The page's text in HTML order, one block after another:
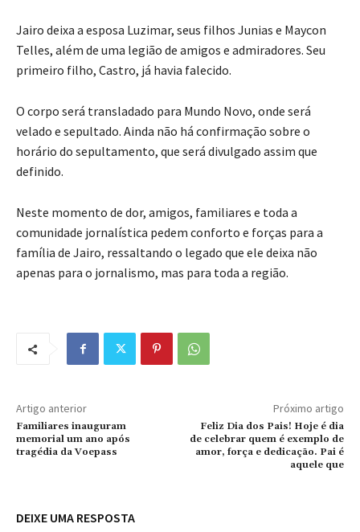
Jairo deixa a esposa Luzimar, seus filhos Junias e Maycon
Telles, além de uma legião de amigos e admiradores. Seu
primeiro filho, Castro, já havia falecido.
O corpo será transladado para Mundo Novo, onde será
velado e sepultado. Ainda não há confirmação sobre o
horário do sepultamento, que será divulgado assim que
definido.
Neste momento de dor, amigos, familiares e toda a
comunidade jornalística pedem conforto e forças para a
família de Jairo, ressaltando o legado que ele deixa não
apenas para o jornalismo, mas para toda a região.
Artigo anterior
Familiares inauguram
memorial um ano após
tragédia da Voepass
Próximo artigo
Feliz Dia dos Pais! Hoje é dia
de celebrar quem é exemplo de
amor, força e dedicação. Pai é
aquele que
DEIXE UMA RESPOSTA